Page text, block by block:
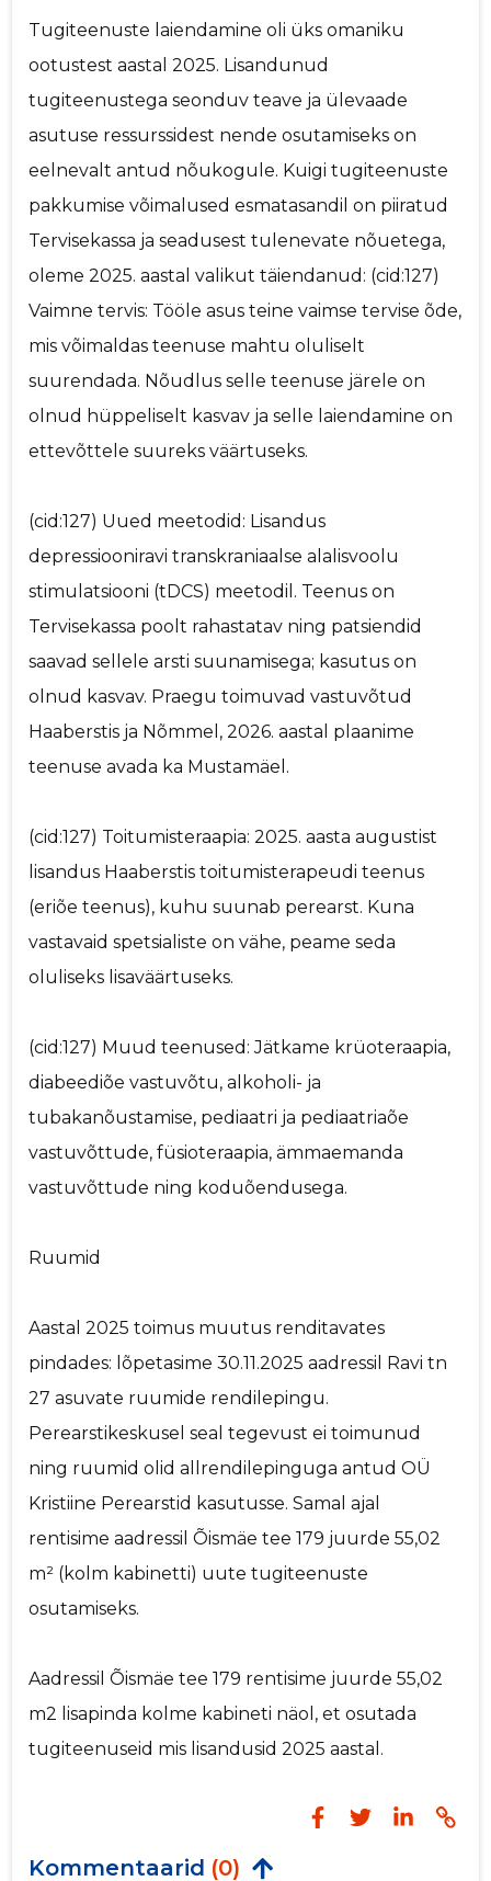
Tugiteenuste laiendamine oli üks omaniku
ootustest aastal 2025. Lisandunud
tugiteenustega seonduv teave ja ülevaade
asutuse ressurssidest nende osutamiseks on
eelnevalt antud nõukogule. Kuigi tugiteenuste
pakkumise võimalused esmatasandil on piiratud
Tervisekassa ja seadusest tulenevate nõuetega,
oleme 2025. aastal valikut täiendanud: (cid:127)
Vaimne tervis: Tööle asus teine vaimse tervise õde,
mis võimaldas teenuse mahtu oluliselt
suurendada. Nõudlus selle teenuse järele on
olnud hüppeliselt kasvav ja selle laiendamine on
ettevõttele suureks väärtuseks.
(cid:127) Uued meetodid: Lisandus
depressiooniravi transkraniaalse alalisvoolu
stimulatsiooni (tDCS) meetodil. Teenus on
Tervisekassa poolt rahastatav ning patsiendid
saavad sellele arsti suunamisega; kasutus on
olnud kasvav. Praegu toimuvad vastuvõtud
Haaberstis ja Nõmmel, 2026. aastal plaanime
teenuse avada ka Mustamäel.
(cid:127) Toitumisteraapia: 2025. aasta augustist
lisandus Haaberstis toitumisterapeudi teenus
(eriõe teenus), kuhu suunab perearst. Kuna
vastavaid spetsialiste on vähe, peame seda
oluliseks lisaväärtuseks.
(cid:127) Muud teenused: Jätkame krüoteraapia,
diabeediõe vastuvõtu, alkoholi- ja
tubakanõustamise, pediaatri ja pediaatriaõe
vastuvõttude, füsioteraapia, ämmaemanda
vastuvõttude ning koduõendusega.
Ruumid
Aastal 2025 toimus muutus renditavates
pindades: lõpetasime 30.11.2025 aadressil Ravi tn
27 asuvate ruumide rendilepingu.
Perearstikeskusel seal tegevust ei toimunud
ning ruumid olid allrendilepinguga antud OÜ
Kristiine Perearstid kasutusse. Samal ajal
rentisime aadressil Õismäe tee 179 juurde 55,02
m² (kolm kabinetti) uute tugiteenuste
osutamiseks.
Aadressil Õismäe tee 179 rentisime juurde 55,02
m2 lisapinda kolme kabineti näol, et osutada
tugiteenuseid mis lisandusid 2025 aastal.
Kommentaarid (0)